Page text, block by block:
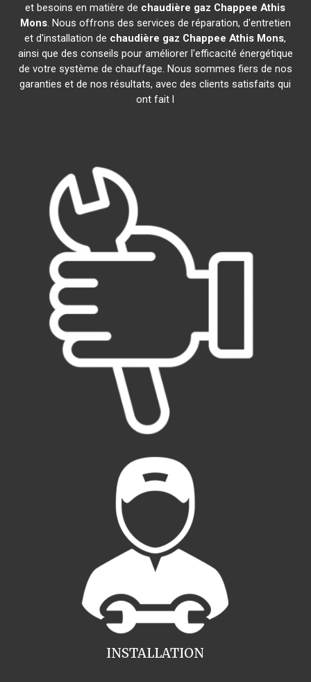
et besoins en matière de chaudière gaz Chappee Athis
Mons. Nous offrons des services de réparation, d'entretien
et d'installation de chaudière gaz Chappee Athis Mons,
ainsi que des conseils pour améliorer l'efficacité énergétique
de votre système de chauffage. Nous sommes fiers de nos
garanties et de nos résultats, avec des clients satisfaits qui
ont fait l
INSTALLATION